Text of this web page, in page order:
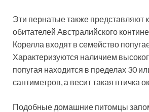
Эти пернатые также представляют
обитателей Австралийского
Корелла входят в семейство
Характеризуются наличием
попугая находится в пределах 30
сантиметров, а весит такая птичка
Подобные домашние питомцы